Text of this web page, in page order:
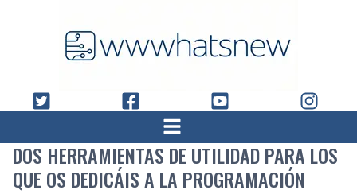
DOS HERRAMIENTAS DE UTILIDAD PARA LOS
QUE OS DEDICÁIS A LA PROGRAMACIÓN